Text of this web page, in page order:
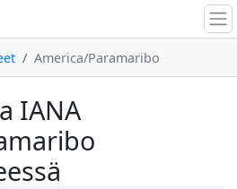
America/Paramaribo
IANA